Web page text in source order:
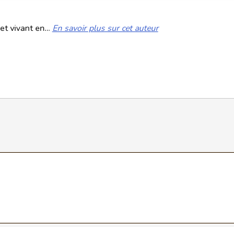
vivant en... En savoir plus sur cet auteur